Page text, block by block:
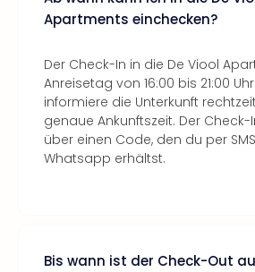
Apartments einchecken?
Der Check-In in die De Viool
Anreisetag von 16:00 bis 21:00
informiere die Unterkunft
genaue Ankunftszeit. Der
über einen Code, den du per
Whatsapp erhältst.
Bis wann ist der Check-Out